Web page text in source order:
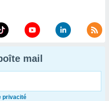
mail
privacité